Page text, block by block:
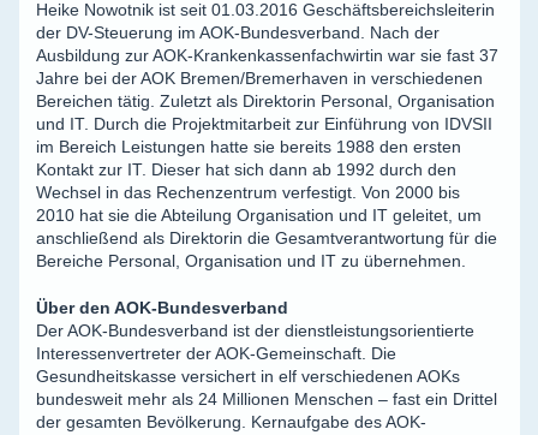
Heike Nowotnik ist seit 01.03.2016 Geschäftsbereichsleiterin
der DV-Steuerung im AOK-Bundesverband. Nach der
Ausbildung zur AOK-Krankenkassenfachwirtin war sie fast 37
Jahre bei der AOK Bremen/Bremerhaven in verschiedenen
Bereichen tätig. Zuletzt als Direktorin Personal, Organisation
und IT. Durch die Projektmitarbeit zur Einführung von IDVSII
im Bereich Leistungen hatte sie bereits 1988 den ersten
Kontakt zur IT. Dieser hat sich dann ab 1992 durch den
Wechsel in das Rechenzentrum verfestigt. Von 2000 bis
2010 hat sie die Abteilung Organisation und IT geleitet, um
anschließend als Direktorin die Gesamtverantwortung für die
Bereiche Personal, Organisation und IT zu übernehmen.
Über den AOK-Bundesverband
Der AOK-Bundesverband ist der dienstleistungsorientierte
Interessenvertreter der AOK-Gemeinschaft. Die
Gesundheitskasse versichert in elf verschiedenen AOKs
bundesweit mehr als 24 Millionen Menschen – fast ein Drittel
der gesamten Bevölkerung. Kernaufgabe des AOK-